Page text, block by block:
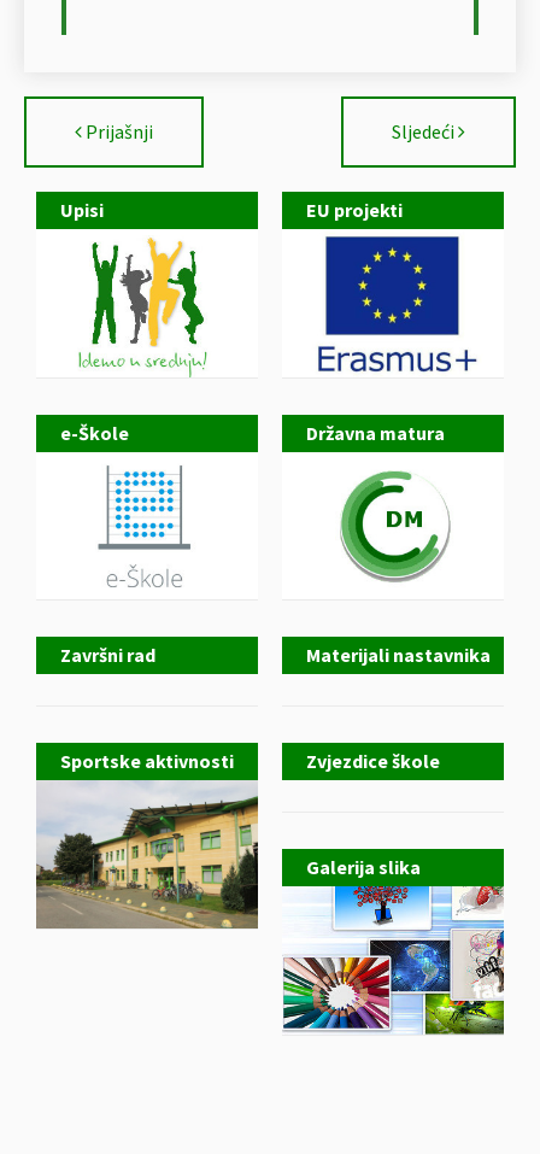
Upisi EU projekti
e-Škole Državna matura
Završni rad Materijali nastavnika
Sportske aktivnosti Zvjezdice škole
Galerija slika
Prijašnji Sljedeći